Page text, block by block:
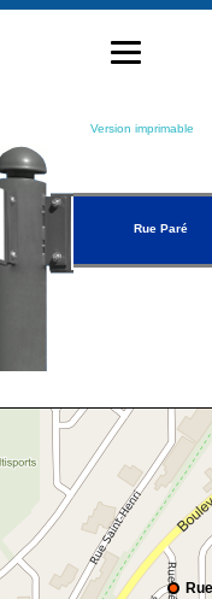
Version imprimable
Rue Paré